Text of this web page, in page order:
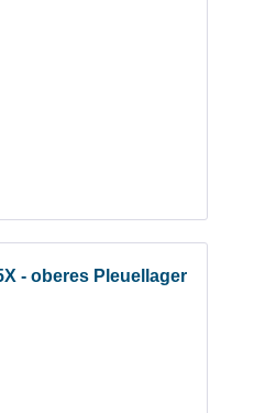
- oberes Pleuellager